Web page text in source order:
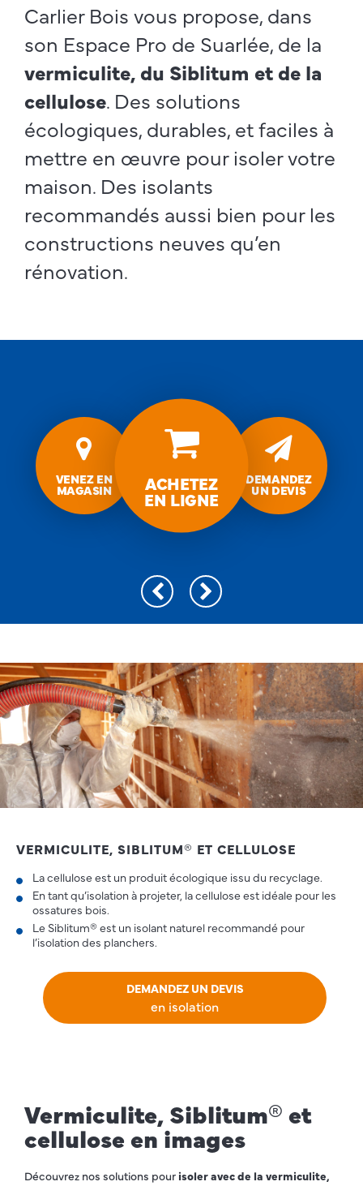
Carlier Bois vous propose, dans
son Espace Pro de Suarlée, de la
vermiculite, du Siblitum et de la
cellulose. Des solutions
écologiques, durables, et faciles à
mettre en œuvre pour isoler votre
maison. Des isolants
recommandés aussi bien pour les
constructions neuves qu’en
rénovation.
Venez
en
magasin
VENEZ EN
MAGASIN
Isolation
vermiculite/cellulose
ACHETEZ
EN LIGNE
Demandez
un
devis
DEMANDEZ
UN DEVIS
VERMICULITE, SIBLITUM® ET CELLULOSE
La cellulose est un produit écologique issu du recyclage.
En tant qu’isolation à projeter, la cellulose est idéale pour les
ossatures bois.
Le Siblitum® est un isolant naturel recommandé pour
l’isolation des planchers.
DEMANDEZ UN DEVIS
en isolation
Vermiculite, Siblitum® et
cellulose en images
Découvrez nos solutions pour isoler avec de la vermiculite,